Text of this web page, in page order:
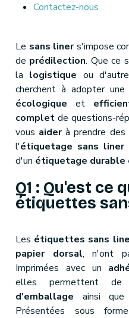
Contactez-nous
Le sans liners'impose
de prédilection. Que ce
la logistique ou
cherchent à adopter
écologique et
complet de questions-
vous aiderà prendre des
l'étiquetage sans liner
d'un étiquetage durable
Q1 : Qu'est ce
étiquettes
Les étiquettes sans
papier dorsal, n'ont
Imprimées avec un
elles permettent de
d'emballage ainsi
Présentées sous